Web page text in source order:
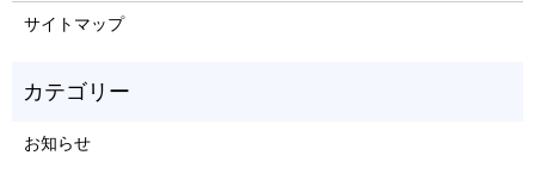
サイトマップ
お知らせ